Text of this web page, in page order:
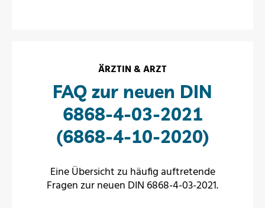
ÄRZTIN & ARZT
FAQ zur neuen DIN
6868-4-03-2021
(6868-4-10-2020)
Eine Übersicht zu häufig auftretende
Fragen zur neuen DIN 6868-4-03-2021.